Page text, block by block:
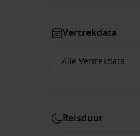
Vertrekdata
Reisduur